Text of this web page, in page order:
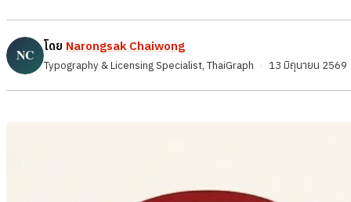
โดย Narongsak Chaiwong
Typography & Licensing Specialist, ThaiGraph · 13 มิถุนายน 2569